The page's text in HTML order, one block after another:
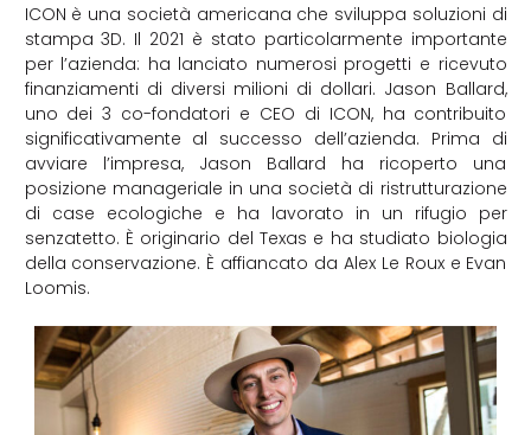
ICON è una società americana che sviluppa soluzioni di
stampa 3D. Il 2021 è stato particolarmente importante
per l’azienda: ha lanciato numerosi progetti e ricevuto
finanziamenti di diversi milioni di dollari. Jason Ballard,
uno dei 3 co-fondatori e CEO di ICON, ha contribuito
significativamente al successo dell’azienda. Prima di
avviare l’impresa, Jason Ballard ha ricoperto una
posizione manageriale in una società di ristrutturazione
di case ecologiche e ha lavorato in un rifugio per
senzatetto. È originario del Texas e ha studiato biologia
della conservazione. È affiancato da Alex Le Roux e Evan
Loomis.